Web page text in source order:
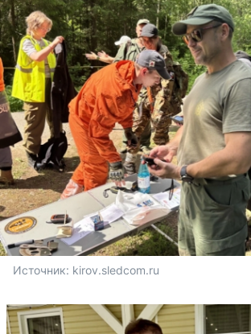
Источник: kirov.sledcom.ru